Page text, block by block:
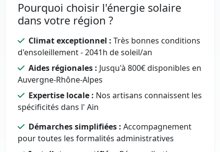
Pourquoi choisir l'énergie solaire
dans votre région ?
Climat exceptionnel : Très bonnes conditions
d'ensoleillement - 2041h de soleil/an
Aides régionales : Jusqu'à 800€ disponibles en
Auvergne-Rhône-Alpes
Expertise locale : Nos artisans connaissent les
spécificités dans l' Ain
Démarches simplifiées : Accompagnement
pour toutes les formalités administratives